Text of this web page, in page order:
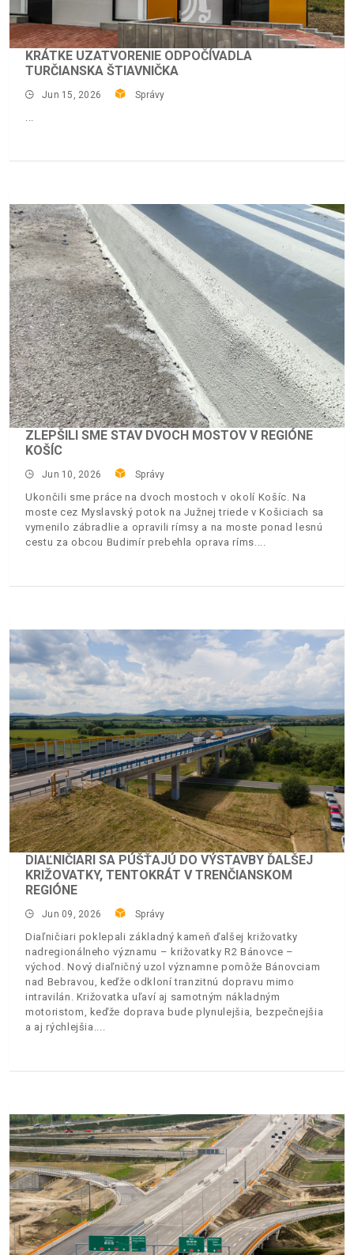
KRÁTKE UZATVORENIE ODPOČÍVADLA
TURČIANSKA ŠTIAVNIČKA
Jun 15, 2026 Správy
ZLEPŠILI SME STAV DVOCH MOSTOV V REGIÓNE
KOŠÍC
Jun 10, 2026 Správy
Ukončili sme práce na dvoch mostoch v okolí Košíc. Na
moste cez Myslavský potok na Južnej triede v Košiciach sa
vymenilo zábradlie a opravili rímsy a na moste ponad lesnú
cestu za obcou Budimír prebehla oprava ríms.
DIAĽNIČIARI SA PÚŠŤAJÚ DO VÝSTAVBY ĎALŠEJ
KRIŽOVATKY, TENTOKRÁT V TRENČIANSKOM
REGIÓNE
Jun 09, 2026 Správy
Diaľničiari poklepali základný kameň ďalšej križovatky
nadregionálneho významu – križovatky R2 Bánovce –
východ. Nový diaľničný uzol významne pomôže Bánovciam
nad Bebravou, keďže odkloní tranzitnú dopravu mimo
intravilán. Križovatka uľaví aj samotným nákladným
motoristom, keďže doprava bude plynulejšia, bezpečnejšia
a aj rýchlejšia.